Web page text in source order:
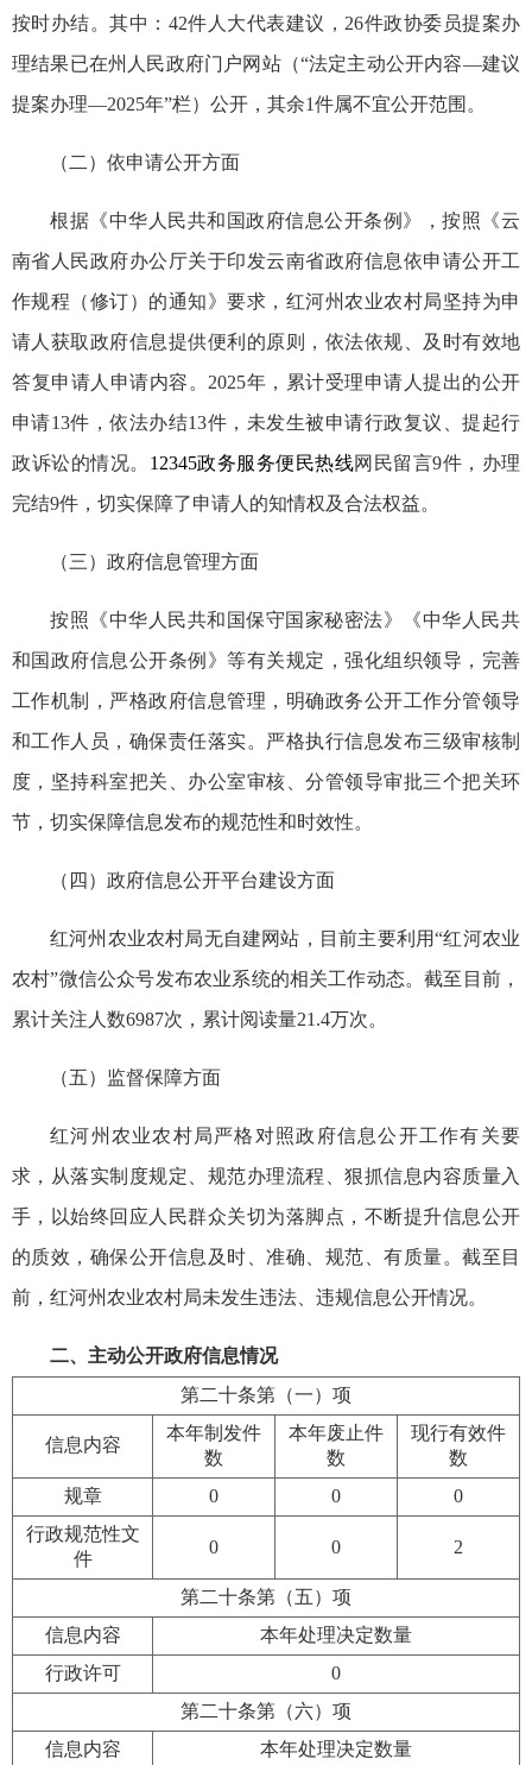
按时办结。其中：42件人大代表建议，26件政协委员提案办
理结果已在州人民政府门户网站（“法定主动公开内容—建议
提案办理—2025年”栏）公开，其余1件属不宜公开范围。
（二）依申请公开方面
根据《中华人民共和国政府信息公开条例》，按照《云
南省人民政府办公厅关于印发云南省政府信息依申请公开工
作规程（修订）的通知》要求，红河州农业农村局坚持为申
请人获取政府信息提供便利的原则，依法依规、及时有效地
答复申请人申请内容。2025年，累计受理申请人提出的公开
申请13件，依法办结13件，未发生被申请行政复议、提起行
政诉讼的情况。 12345政务服务便民热线网民留言9件，办理
完结9件，切实保障了申请人的知情权及合法权益。
（三）政府信息管理方面
按照《中华人民共和国保守国家秘密法》《中华人民共
和国政府信息公开条例》等有关规定，强化组织领导，完善
工作机制，严格政府信息管理，明确政务公开工作分管领导
和工作人员，确保责任落实。严格执行信息发布三级审核制
度，坚持科室把关、办公室审核、分管领导审批三个把关环
节，切实保障信息发布的规范性和时效性。
（四）政府信息公开平台建设方面
红河州农业农村局无自建网站，目前主要利用“红河农业
农村”微信公众号发布农业系统的相关工作动态。截至目前，
累计关注人数6987次，累计阅读量21.4万次。
（五）监督保障方面
红河州农业农村局严格对照政府信息公开工作有关要
求，从落实制度规定、规范办理流程、狠抓信息内容质量入
手，以始终回应人民群众关切为落脚点，不断提升信息公开
的质效，确保公开信息及时、准确、规范、有质量。截至目
前，红河州农业农村局未发生违法、违规信息公开情况。
二、主动公开政府信息情况
第二十条第（一）项
信息内容
本年制发件
数
本年废止件
数
现行有效件
数
规章
0 0
0
行政规范性文
件
0 0 2
第二十条第（五）项
信息内容
本年处理决定数量
行政许可
0
第二十条第（六）项
信息内容
本年处理决定数量